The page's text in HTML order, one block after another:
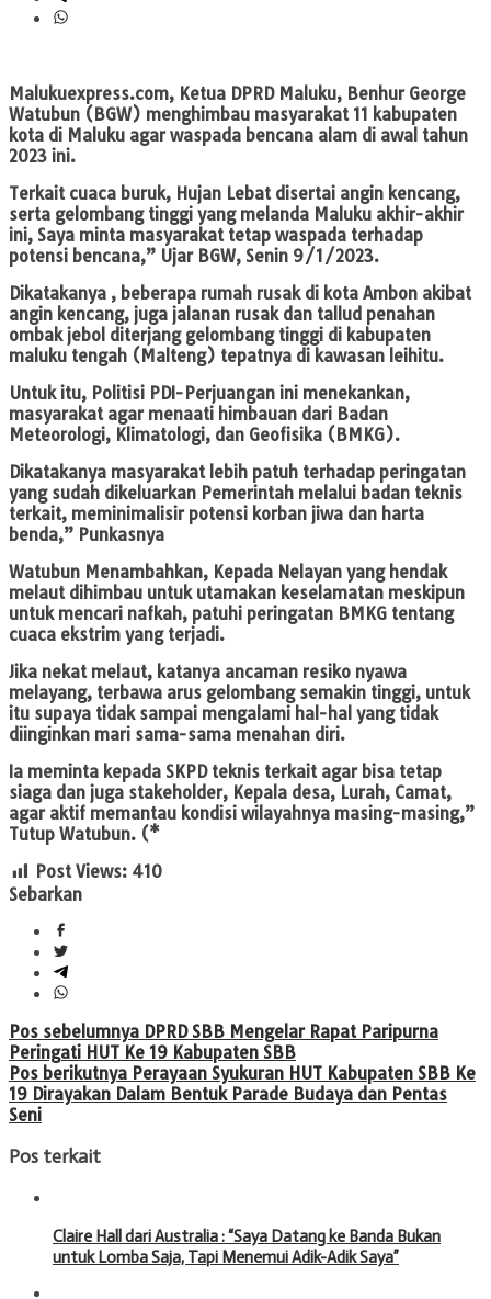
Malukuexpress.com, Ketua DPRD Maluku, Benhur George
Watubun (BGW) menghimbau masyarakat 11 kabupaten
kota di Maluku agar waspada bencana alam di awal tahun
2023 ini.
Terkait cuaca buruk, Hujan Lebat disertai angin kencang,
serta gelombang tinggi yang melanda Maluku akhir-akhir
ini, Saya minta masyarakat tetap waspada terhadap
potensi bencana,” Ujar BGW, Senin 9/1/2023.
Dikatakanya , beberapa rumah rusak di kota Ambon akibat
angin kencang, juga jalanan rusak dan tallud penahan
ombak jebol diterjang gelombang tinggi di kabupaten
maluku tengah (Malteng) tepatnya di kawasan leihitu.
Untuk itu, Politisi PDI-Perjuangan ini menekankan,
masyarakat agar menaati himbauan dari Badan
Meteorologi, Klimatologi, dan Geofisika (BMKG).
Dikatakanya masyarakat lebih patuh terhadap peringatan
yang sudah dikeluarkan Pemerintah melalui badan teknis
terkait, meminimalisir potensi korban jiwa dan harta
benda,” Punkasnya
Watubun Menambahkan, Kepada Nelayan yang hendak
melaut dihimbau untuk utamakan keselamatan meskipun
untuk mencari nafkah, patuhi peringatan BMKG tentang
cuaca ekstrim yang terjadi.
Jika nekat melaut, katanya ancaman resiko nyawa
melayang, terbawa arus gelombang semakin tinggi, untuk
itu supaya tidak sampai mengalami hal-hal yang tidak
diinginkan mari sama-sama menahan diri.
Ia meminta kepada SKPD teknis terkait agar bisa tetap
siaga dan juga stakeholder, Kepala desa, Lurah, Camat,
agar aktif memantau kondisi wilayahnya masing-masing,”
Tutup Watubun. (*
Post Views: 410
Sebarkan
Navigasi
pos
Pos sebelumnya DPRD SBB Mengelar Rapat Paripurna
Peringati HUT Ke 19 Kabupaten SBB
Pos berikutnya Perayaan Syukuran HUT Kabupaten SBB Ke
19 Dirayakan Dalam Bentuk Parade Budaya dan Pentas
Seni
Pos terkait
Claire Hall dari Australia : “Saya Datang ke Banda Bukan
untuk Lomba Saja, Tapi Menemui Adik-Adik Saya”